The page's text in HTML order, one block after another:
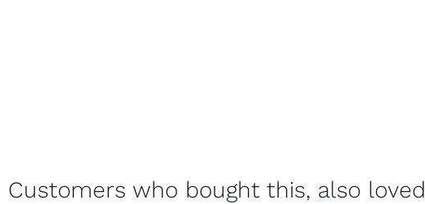
Customers who bought this, also loved